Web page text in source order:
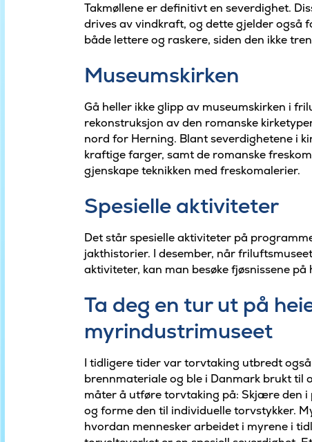
Takmøllene er definitivt en severdighet.
drives av vindkraft, og dette gjelder også
både lettere og raskere, siden den ikke
Museumskirken
Gå heller ikke glipp av museumskirken i
rekonstruksjon av den romanske
nord for Herning. Blant severdighetene i
kraftige farger, samt de romanske
gjenskape teknikken med freskomalerier.
Spesielle aktiviteter
Det står spesielle aktiviteter på
jakthistorier. I desember, når
aktiviteter, kan man besøke fjøsnissene på
Ta deg en tur ut på
myrindustrimuseet
I tidligere tider var torvtaking utbredt
brennmateriale og ble i Danmark brukt til
måter å utføre torvtaking på: Skjære den i
og forme den til individuelle torvstykker.
hvordan mennesker arbeidet i myrene i